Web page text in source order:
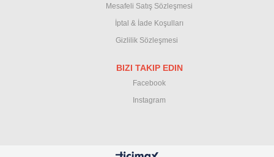
Mesafeli Satış Sözleşmesi
İptal & İade Koşulları
Gizlilik Sözleşmesi
BIZI TAKIP EDIN
Facebook
Instagram